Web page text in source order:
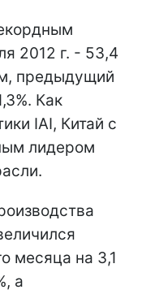
2012 г. - 53,4
предыдущий
Как
IAI, Китай с
лидером
месяца на 3,1
а